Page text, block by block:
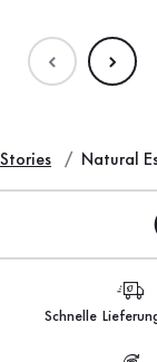
Natural
Schnelle